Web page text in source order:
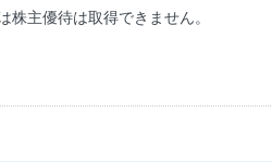
株主優待は取得できません。